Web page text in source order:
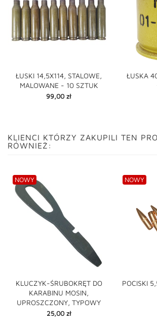
ŁUSKI 14,5X114, STALOWE,
MALOWANE - 10 SZTUK
Cena
99,00 zł
ŁUSKA
KLIENCI KTÓRZY ZAKUPILI TEN
RÓWNIEŻ:
KLUCZYK-ŚRUBOKRĘT DO
KARABINU MOSIN,
UPROSZCZONY, TYPOWY
Cena
25,00 zł
NOWY
POCISKI
NOWY